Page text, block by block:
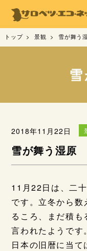
トップ 景観 雪が舞う
2018年11月22日
雪が舞う湿原
11月22日は、二
です。立冬から
るころ、まだ積も
言われたようです
日本の旧暦に当